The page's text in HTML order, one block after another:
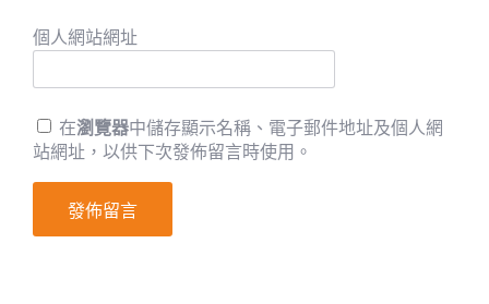
個人網站網址
在瀏覽器中儲存顯示名稱、電子郵件地址及個人網
站網址，以供下次發佈留言時使用。